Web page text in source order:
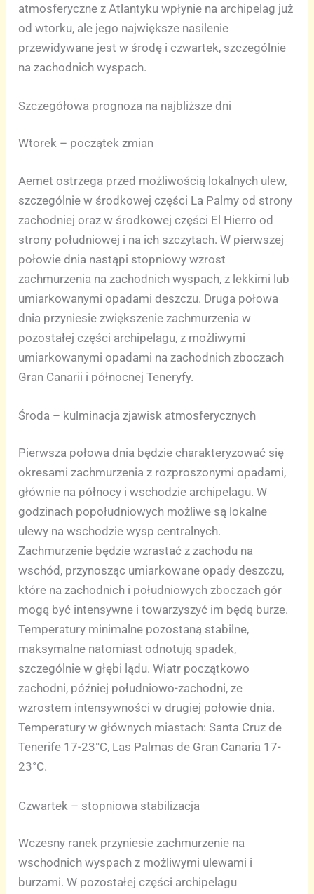
atmosferyczne z Atlantyku wpłynie na archipelag już
od wtorku, ale jego największe nasilenie
przewidywane jest w środę i czwartek, szczególnie
na zachodnich wyspach.
Szczegółowa prognoza na najbliższe dni
Wtorek – początek zmian
Aemet ostrzega przed możliwością lokalnych ulew,
szczególnie w środkowej części La Palmy od strony
zachodniej oraz w środkowej części El Hierro od
strony południowej i na ich szczytach. W pierwszej
połowie dnia nastąpi stopniowy wzrost
zachmurzenia na zachodnich wyspach, z lekkimi lub
umiarkowanymi opadami deszczu. Druga połowa
dnia przyniesie zwiększenie zachmurzenia w
pozostałej części archipelagu, z możliwymi
umiarkowanymi opadami na zachodnich zboczach
Gran Canarii i północnej Teneryfy.
Środa – kulminacja zjawisk atmosferycznych
Pierwsza połowa dnia będzie charakteryzować się
okresami zachmurzenia z rozproszonymi opadami,
głównie na północy i wschodzie archipelagu. W
godzinach popołudniowych możliwe są lokalne
ulewy na wschodzie wysp centralnych.
Zachmurzenie będzie wzrastać z zachodu na
wschód, przynosząc umiarkowane opady deszczu,
które na zachodnich i południowych zboczach gór
mogą być intensywne i towarzyszyć im będą burze.
Temperatury minimalne pozostaną stabilne,
maksymalne natomiast odnotują spadek,
szczególnie w głębi lądu. Wiatr początkowo
zachodni, później południowo-zachodni, ze
wzrostem intensywności w drugiej połowie dnia.
Temperatury w głównych miastach: Santa Cruz de
Tenerife 17-23°C, Las Palmas de Gran Canaria 17-
23°C.
Czwartek – stopniowa stabilizacja
Wczesny ranek przyniesie zachmurzenie na
wschodnich wyspach z możliwymi ulewami i
burzami. W pozostałej części archipelagu